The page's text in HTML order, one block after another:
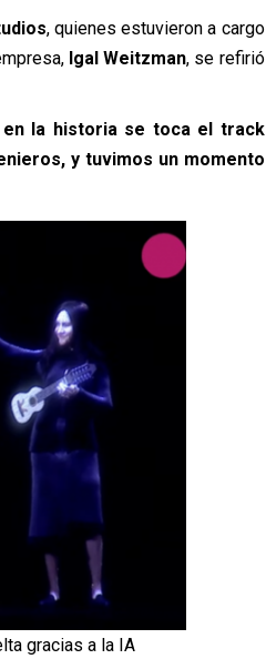
, quienes estuvieron a cargo
Igal Weitzman, se refirió
la historia se toca el track
y tuvimos un momento
gracias a la IA